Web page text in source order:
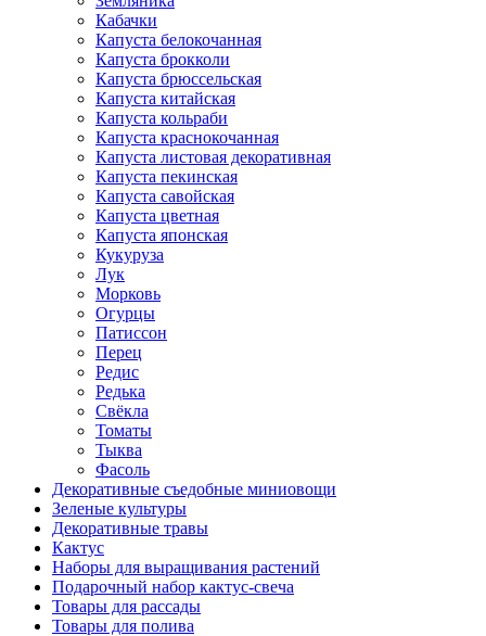
Кабачки
Капуста белокочанная
Капуста брокколи
Капуста брюссельская
Капуста китайская
Капуста кольраби
Капуста краснокочанная
Капуста листовая декоративная
Капуста пекинская
Капуста савойская
Капуста цветная
Капуста японская
Кукуруза
Лук
Морковь
Огурцы
Патиссон
Перец
Редис
Редька
Свёкла
Томаты
Тыква
Фасоль
Декоративные съедобные миниовощи
Зеленые культуры
Декоративные травы
Кактус
Наборы для выращивания растений
Подарочный набор кактус-свеча
Товары для рассады
Товары для полива